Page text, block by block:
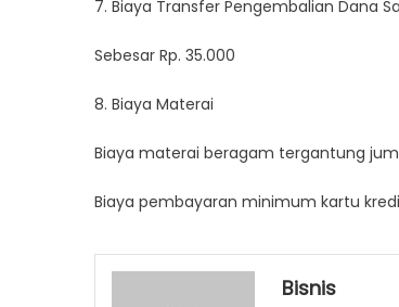
7. Biaya Transfer Pengembalian Dana
Sebesar Rp. 35.000
8. Biaya Materai
Biaya materai beragam tergantung
Biaya pembayaran minimum kartu
Bisnis